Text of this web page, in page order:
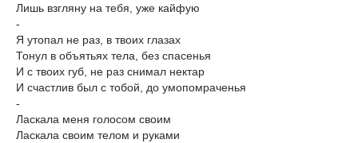
Лишь взгляну на тебя, уже кайфую
-
Я утопал не раз, в твоих глазах
Тонул в объятьях тела, без спасенья
И с твоих губ, не раз снимал нектар
И счастлив был с тобой, до умопомраченья
-
Ласкала меня голосом своим
Ласкала своим телом и руками